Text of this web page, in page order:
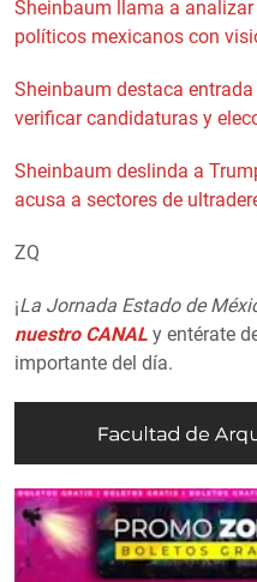
Sheinbaum llama a
políticos mexicanos con
Sheinbaum destaca
verificar candidaturas y
Sheinbaum deslinda a
acusa a sectores de
ZQ
¡La Jornada Estado de
nuestro CANAL y entérate
importante del día.